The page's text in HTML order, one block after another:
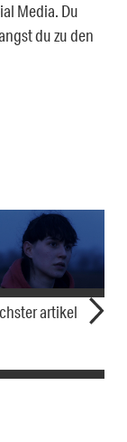
Media. Du
du zu den
artikel